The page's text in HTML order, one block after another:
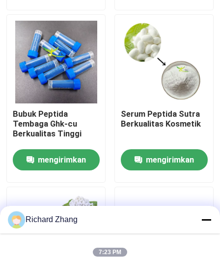
Tentang kami
Tur Pabrik
Kontrol Kualitas
Hubungi Kami
Permintaan Penawaran
bubuk ekstrak tumbuhan
Bubuk Makanan Super
Bahan Baku Kosmetik
Bubuk Peptida
Tembaga Ghk-cu
Berkualitas Tinggi
mengirimkan
Serum Peptida Sutra
Berkualitas Kosmetik
mengirimkan
Richard Zhang
7:23 PM